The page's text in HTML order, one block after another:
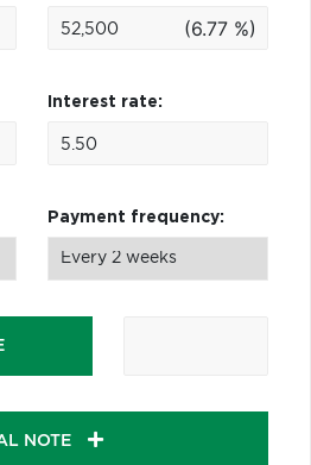
(6.77 %)
Interest rate:
Payment frequency:
NOTE